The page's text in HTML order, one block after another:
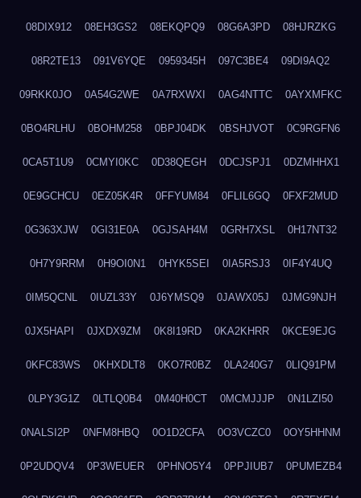
08DIX912 08EH3GS2 08EKQPQ9 08G6A3PD 08HJRZKG
08R2TE13 091V6YQE 0959345H 097C3BE4 09DI9AQ2
09RKK0JO 0A54G2WE 0A7RXWXI 0AG4NTTC 0AYXMFKC
0BO4RLHU 0BOHM258 0BPJ04DK 0BSHJVOT 0C9RGFN6
0CA5T1U9 0CMYI0KC 0D38QEGH 0DCJSPJ1 0DZMHHX1
0E9GCHCU 0EZ05K4R 0FFYUM84 0FLIL6GQ 0FXF2MUD
0G363XJW 0GI31E0A 0GJSAH4M 0GRH7XSL 0H17NT32
0H7Y9RRM 0H9OI0N1 0HYK5SEI 0IA5RSJ3 0IF4Y4UQ
0IM5QCNL 0IUZL33Y 0J6YMSQ9 0JAWX05J 0JMG9NJH
0JX5HAPI 0JXDX9ZM 0K8I19RD 0KA2KHRR 0KCE9EJG
0KFC83WS 0KHXDLT8 0KO7R0BZ 0LA240G7 0LIQ91PM
0LPY3G1Z 0LTLQ0B4 0M40H0CT 0MCMJJJP 0N1LZI50
0NALSI2P 0NFM8HBQ 0O1D2CFA 0O3VCZC0 0OY5HHNM
0P2UDQV4 0P3WEUER 0PHNO5Y4 0PPJIUB7 0PUMEZB4